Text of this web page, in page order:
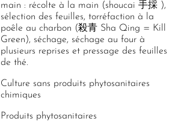
main : récolte à la main (shoucai 手採 ),
sélection des feuilles, torréfaction à la
poêle au charbon (殺青 Sha Qing = Kill
Green), séchage, séchage au four à
plusieurs reprises et pressage des feuilles
de thé.
Culture sans produits phytosanitaires
chimiques
Produits phytosanitaires